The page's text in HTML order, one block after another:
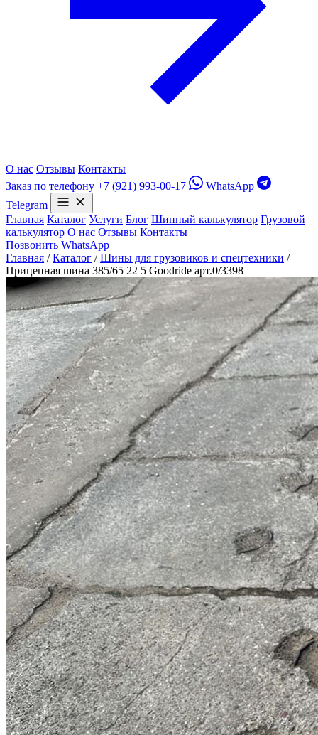
О нас Отзывы Контакты
Заказ по телефону +7 (921) 993-00-17
WhatsApp
Telegram
Главная Каталог Услуги Блог Шинный калькулятор Грузовой
калькулятор О нас Отзывы Контакты
Позвонить WhatsApp
Главная / Каталог / Шины для грузовиков и спецтехники /
Прицепная шина 385/65 22 5 Goodride арт.0/3398